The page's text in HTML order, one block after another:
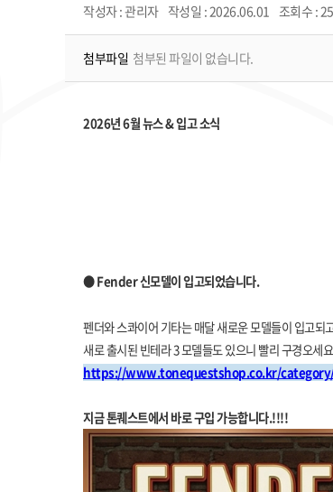
작성자 : 관리자 작성일 : 2026.06.01 조회수 :
첨부파일 첨부된 파일이 없습니다.
2026년 6월 뉴스 & 입고 소식
● Fender 신모델이 입고되었습니다.
펜더와 스콰이어 기타는 매달 새로운 모델들이 입고되
새로 출시된 빈테라 3 모델들도 있으니 빨리 구경오세
https://www.tonequestshop.co.kr/
지금 톤퀘스트에서 바로 구입 가능합니다.!!!!